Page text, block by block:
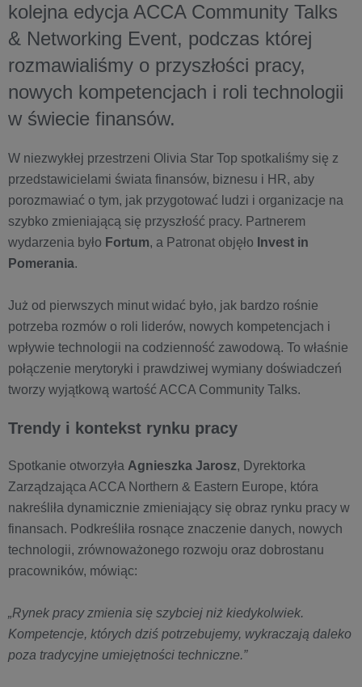
kolejna edycja ACCA Community Talks
& Networking Event, podczas której
rozmawialiśmy o przyszłości pracy,
nowych kompetencjach i roli technologii
w świecie finansów.
W niezwykłej przestrzeni Olivia Star Top spotkaliśmy się z
przedstawicielami świata finansów, biznesu i HR, aby
porozmawiać o tym, jak przygotować ludzi i organizacje na
szybko zmieniającą się przyszłość pracy. Partnerem
wydarzenia było Fortum, a Patronat objęło Invest in
Pomerania.
Już od pierwszych minut widać było, jak bardzo rośnie
potrzeba rozmów o roli liderów, nowych kompetencjach i
wpływie technologii na codzienność zawodową. To właśnie
połączenie merytoryki i prawdziwej wymiany doświadczeń
tworzy wyjątkową wartość ACCA Community Talks.
Trendy i kontekst rynku pracy
Spotkanie otworzyła Agnieszka Jarosz, Dyrektorka
Zarządzająca ACCA Northern & Eastern Europe, która
nakreśliła dynamicznie zmieniający się obraz rynku pracy w
finansach. Podkreśliła rosnące znaczenie danych, nowych
technologii, zrównoważonego rozwoju oraz dobrostanu
pracowników, mówiąc:
„Rynek pracy zmienia się szybciej niż kiedykolwiek.
Kompetencje, których dziś potrzebujemy, wykraczają daleko
poza tradycyjne umiejętności techniczne.”